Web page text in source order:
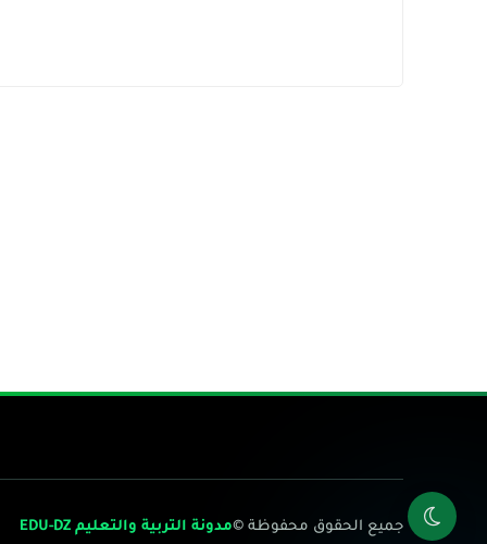
جميع الحقوق محفوظة ©مدونة التربية والتعليم EDU-DZ